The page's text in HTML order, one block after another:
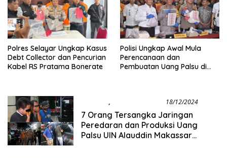
Polres Selayar Ungkap Kasus
Debt Collector dan Pencurian
Kabel RS Pratama Bonerate
Polisi Ungkap Awal Mula
Perencanaan dan
Pembuatan Uang Palsu di
, 18/12/2024
7 Orang Tersangka Jaringan
Peredaran dan Produksi Uang
Palsu UIN Alauddin Makassar